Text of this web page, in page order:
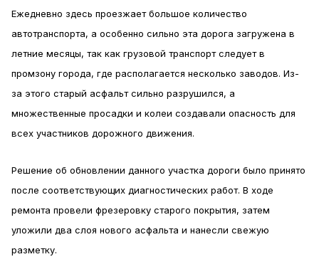
Ежедневно здесь проезжает большое количество
автотранспорта, а особенно сильно эта дорога загружена в
летние месяцы, так как грузовой транспорт следует в
промзону города, где располагается несколько заводов. Из-
за этого старый асфальт сильно разрушился, а
множественные просадки и колеи создавали опасность для
всех участников дорожного движения.
Решение об обновлении данного участка дороги было принято
после соответствующих диагностических работ. В ходе
ремонта провели фрезеровку старого покрытия, затем
уложили два слоя нового асфальта и нанесли свежую
разметку.